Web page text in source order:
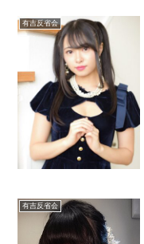
有吉反省会
有吉反省会